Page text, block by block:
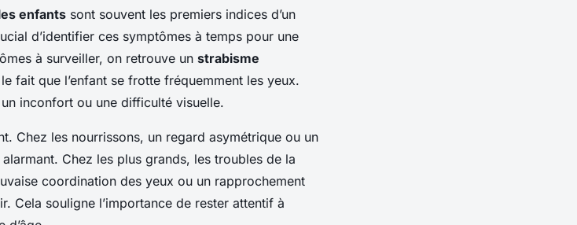
enfants sont souvent les premiers indices d’un
d’identifier ces symptômes à temps pour une
à surveiller, on retrouve un strabisme
fait que l’enfant se frotte fréquemment les yeux.
inconfort ou une difficulté visuelle.
Chez les nourrissons, un regard asymétrique ou un
Chez les plus grands, les troubles de la
coordination des yeux ou un rapprochement
Cela souligne l’importance de rester attentif à